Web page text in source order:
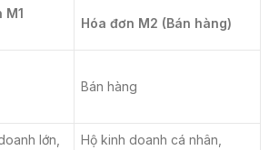
M1
Hóa đơn M2 (Bán hàng)
Bán hàng
lớn,
Hộ kinh doanh cá nhân,